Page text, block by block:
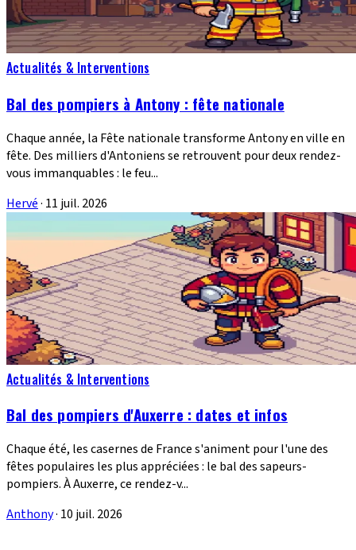
Actualités & Interventions
Bal des pompiers à Antony : fête nationale
Chaque année, la Fête nationale transforme Antony en ville en
fête. Des milliers d'Antoniens se retrouvent pour deux rendez-
vous immanquables : le feu...
Hervé· 11 juil. 2026
Actualités & Interventions
Bal des pompiers d'Auxerre : dates et infos
Chaque été, les casernes de France s'animent pour l'une des
fêtes populaires les plus appréciées : le bal des sapeurs-
pompiers. À Auxerre, ce rendez-v...
Anthony· 10 juil. 2026